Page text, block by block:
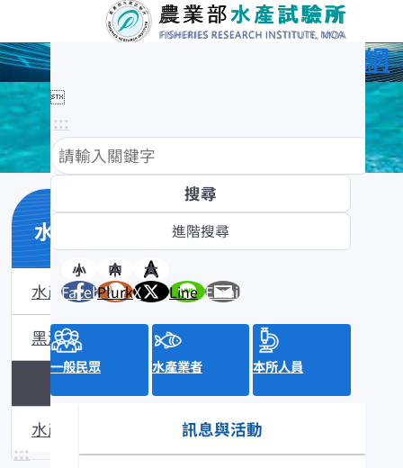
農業部水產試驗所全球資訊網

:::
小 中
大
Facebook
PlurkX Line Email
一般民眾 水產業者 本所人員
訊息與活動
:::
水產數位典藏
水產數位典藏介紹
黑潮漁業數位典藏
水產生物圖說